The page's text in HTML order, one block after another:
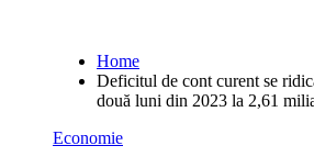
Home
Deficitul de cont curent se
două luni din 2023 la 2,61
Economie